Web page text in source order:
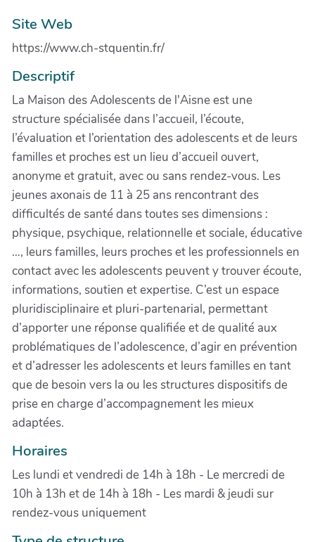
Site Web
https://www.ch-stquentin.fr/
Descriptif
La Maison des Adolescents de l'Aisne est une
structure spécialisée dans l’accueil, l’écoute,
l’évaluation et l’orientation des adolescents et de leurs
familles et proches est un lieu d’accueil ouvert,
anonyme et gratuit, avec ou sans rendez-vous. Les
jeunes axonais de 11 à 25 ans rencontrant des
difficultés de santé dans toutes ses dimensions :
physique, psychique, relationnelle et sociale, éducative
…, leurs familles, leurs proches et les professionnels en
contact avec les adolescents peuvent y trouver écoute,
informations, soutien et expertise. C’est un espace
pluridisciplinaire et pluri-partenarial, permettant
d’apporter une réponse qualifiée et de qualité aux
problématiques de l’adolescence, d’agir en prévention
et d’adresser les adolescents et leurs familles en tant
que de besoin vers la ou les structures dispositifs de
prise en charge d’accompagnement les mieux
adaptées.
Horaires
Les lundi et vendredi de 14h à 18h - Le mercredi de
10h à 13h et de 14h à 18h - Les mardi & jeudi sur
rendez-vous uniquement